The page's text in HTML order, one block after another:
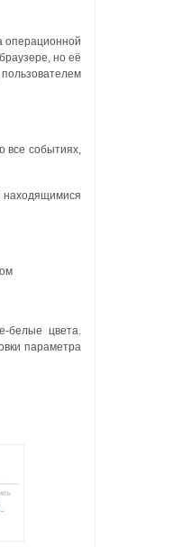
операционной
но её
все событиях,
находящимися
белые цвета.
параметра